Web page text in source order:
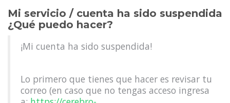
Mi servicio / cuenta ha sido suspendida
¿Qué puedo hacer?
¡Mi cuenta ha sido suspendida!
Lo primero que tienes que hacer es revisar tu
correo (en caso que no tengas acceso ingresa